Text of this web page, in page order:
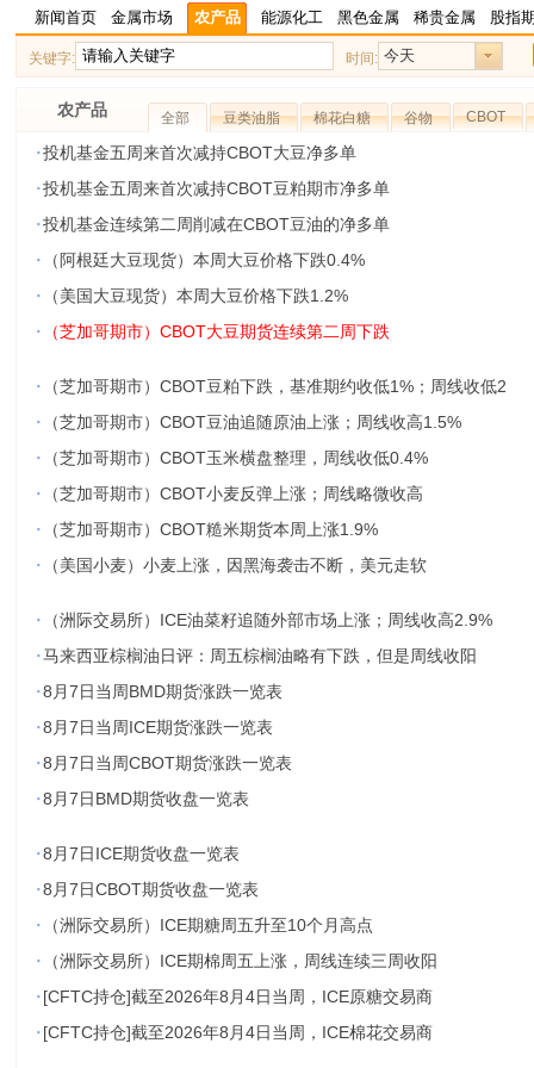
新闻首页 金属市场 农产品 能源化工 黑色金属 稀贵金属 股指
关键字: 时间: 今天
农产品 全部 豆类油脂 棉花白糖 谷物 CBOT
·投机基金五周来首次减持CBOT大豆净多单
·投机基金五周来首次减持CBOT豆粕期市净多单
·投机基金连续第二周削减在CBOT豆油的净多单
· （阿根廷大豆现货）本周大豆价格下跌0.4%
· （美国大豆现货）本周大豆价格下跌1.2%
· （芝加哥期市）CBOT大豆期货连续第二周下跌
· （芝加哥期市）CBOT豆粕下跌，基准期约收低1%；周线收低2
· （芝加哥期市）CBOT豆油追随原油上涨；周线收高1.5%
· （芝加哥期市）CBOT玉米横盘整理，周线收低0.4%
· （芝加哥期市）CBOT小麦反弹上涨；周线略微收高
· （芝加哥期市）CBOT糙米期货本周上涨1.9%
· （美国小麦）小麦上涨，因黑海袭击不断，美元走软
· （洲际交易所）ICE油菜籽追随外部市场上涨；周线收高2.9%
·马来西亚棕榈油日评：周五棕榈油略有下跌，但是周线收阳
·8月7日当周BMD期货涨跌一览表
·8月7日当周ICE期货涨跌一览表
·8月7日当周CBOT期货涨跌一览表
·8月7日BMD期货收盘一览表
·8月7日ICE期货收盘一览表
·8月7日CBOT期货收盘一览表
· （洲际交易所）ICE期糖周五升至10个月高点
· （洲际交易所）ICE期棉周五上涨，周线连续三周收阳
·[CFTC持仓]截至2026年8月4日当周，ICE原糖交易商
·[CFTC持仓]截至2026年8月4日当周，ICE棉花交易商